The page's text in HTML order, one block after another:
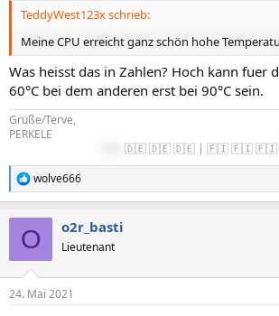
TeddyWest123x schrieb:
Meine CPU erreicht ganz schön hohe
Was heisst das in Zahlen? Hoch kann fuer
60°C bei dem anderen erst bei 90°C sein.
Grüße/Terve,
PERKELE
🇩🇪 🇩🇪 🇩🇪 | 🇫🇮 🇫🇮 🇫🇮
R
e
e
wolve666
O o2r_basti
Lieutenant
24. Mai 2021